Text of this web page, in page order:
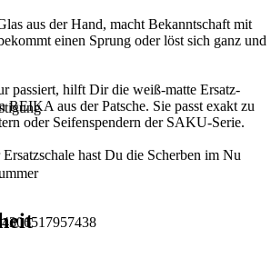
aus der Hand, macht Bekanntschaft mit
einen Sprung oder löst sich ganz und
passiert, hilft Dir die weiß-matte Ersatz-
aus der Patsche. Sie passt exakt zu
oder Seifenspendern der SAKU-Serie.
hast Du die Scherben im Nu